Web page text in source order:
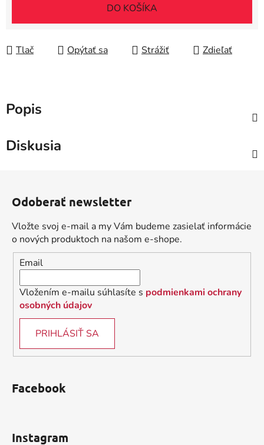
DO KOŠÍKA
Tlač Opýtať sa Strážiť Zdieľať
Popis
Diskusia
Odoberať newsletter
Vložte svoj e-mail a my Vám budeme zasielať informácie
o nových produktoch na našom e-shope.
Email
Vložením e-mailu súhlasíte s podmienkami ochrany
osobných údajov
PRIHLÁSIŤ SA
Facebook
Instagram